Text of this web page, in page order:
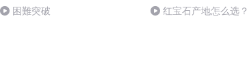
困難突破 红宝石产地怎么选？